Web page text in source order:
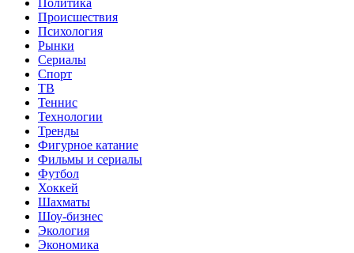
Политика
Происшествия
Психология
Рынки
Сериалы
Спорт
ТВ
Теннис
Технологии
Тренды
Фигурное катание
Фильмы и сериалы
Футбол
Хоккей
Шахматы
Шоу-бизнес
Экология
Экономика